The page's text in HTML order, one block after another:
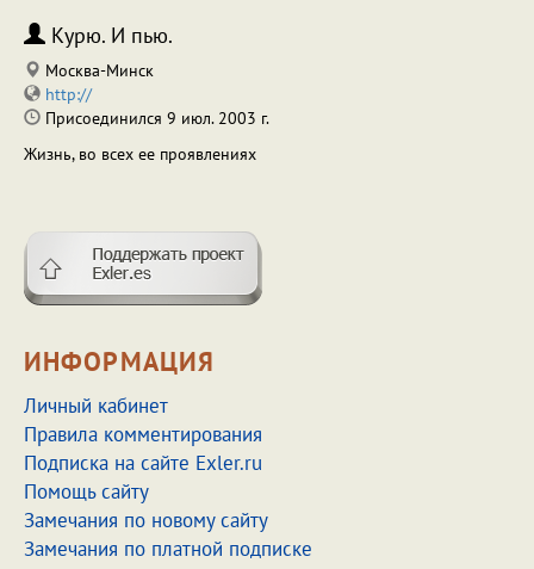
Курю. И пью.
Москва-Минск
http://
Присоединился 9 июл. 2003 г.
Жизнь, во всех ее проявлениях
ИНФОРМАЦИЯ
Личный кабинет
Правила комментирования
Подписка на сайте Exler.ru
Помощь сайту
Замечания по новому сайту
Замечания по платной подписке